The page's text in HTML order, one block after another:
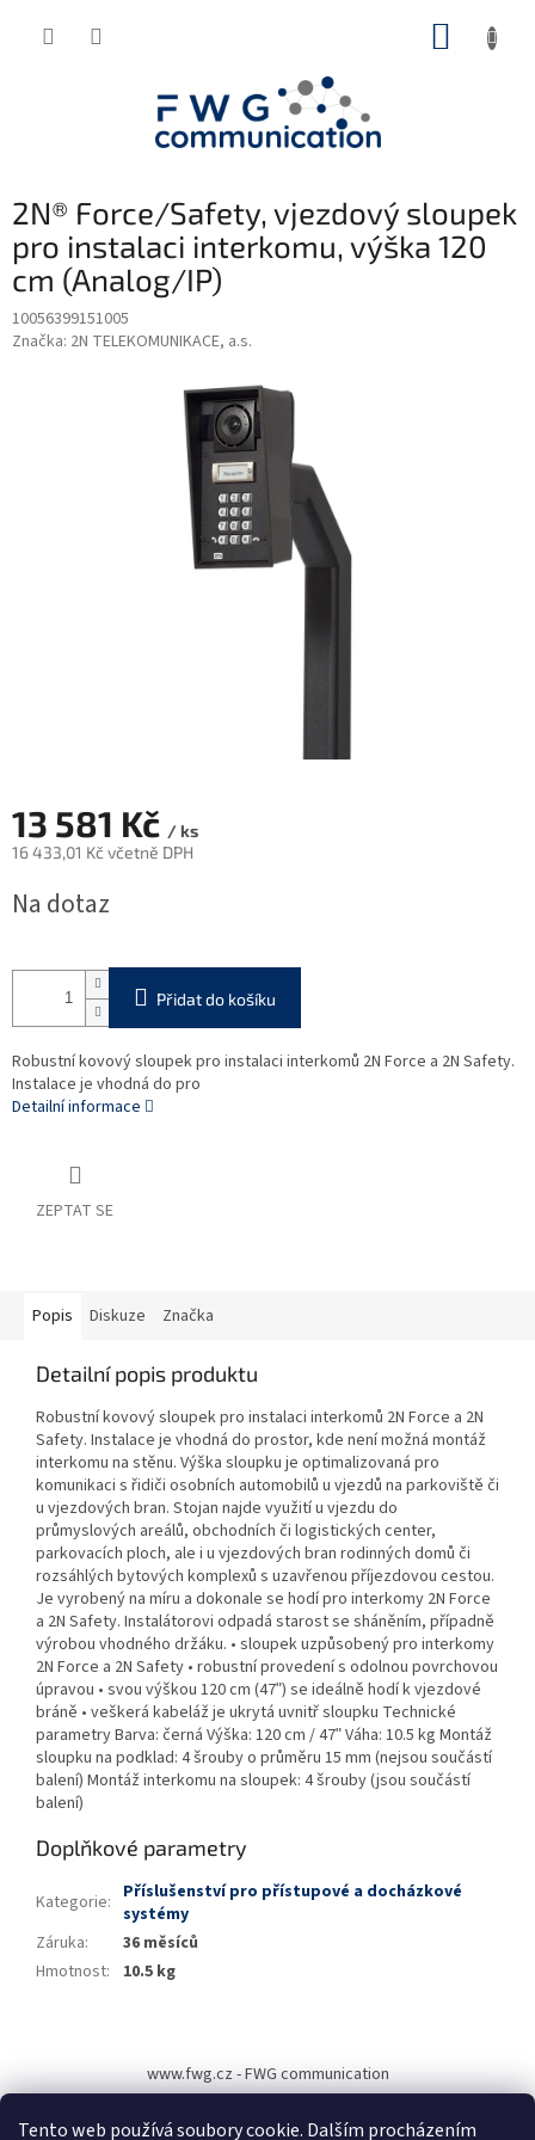
Tento web používá soubory cookie. Dalším procházením
2N® Force/Safety, vjezdový sloupek
pro instalaci interkomu, výška 120
cm (Analog/IP)
10056399151005
Značka: 2N TELEKOMUNIKACE, a.s.
13 581 Kč / ks
16 433,01 Kč včetně DPH
cena:
Na dotaz
Přidat do košíku
Robustní kovový sloupek pro instalaci interkomů 2N Force a 2N Safety.
Instalace je vhodná do pro
Detailní informace
ZEPTAT SE
Popis Diskuze Značka
Detailní popis produktu
Robustní kovový sloupek pro instalaci interkomů 2N Force a 2N
Safety. Instalace je vhodná do prostor, kde není možná montáž
interkomu na stěnu. Výška sloupku je optimalizovaná pro
komunikaci s řidiči osobních automobilů u vjezdů na parkoviště či
u vjezdových bran. Stojan najde využití u vjezdu do
průmyslových areálů, obchodních či logistických center,
parkovacích ploch, ale i u vjezdových bran rodinných domů či
rozsáhlých bytových komplexů s uzavřenou příjezdovou cestou.
Je vyrobený na míru a dokonale se hodí pro interkomy 2N Force
a 2N Safety. Instalátorovi odpadá starost se sháněním, případně
výrobou vhodného držáku. • sloupek uzpůsobený pro interkomy
2N Force a 2N Safety • robustní provedení s odolnou povrchovou
úpravou • svou výškou 120 cm (47ʺ) se ideálně hodí k vjezdové
bráně • veškerá kabeláž je ukrytá uvnitř sloupku Technické
parametry Barva: černá Výška: 120 cm / 47ʺ Váha: 10.5 kg Montáž
sloupku na podklad: 4 šrouby o průměru 15 mm (nejsou součástí
balení) Montáž interkomu na sloupek: 4 šrouby (jsou součástí
balení)
Doplňkové parametry
Kategorie: Příslušenství pro přístupové a docházkové
systémy
Záruka:
36 měsíců
Hmotnost: 10.5 kg
p
www.fwg.cz - FWG communication